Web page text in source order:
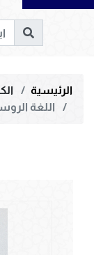
الرئيسية
اللغة